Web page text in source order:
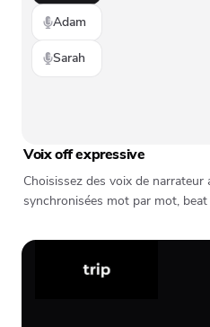
Adam
Sarah
Voix off expressive
Choisissez des voix de
synchronisées mot par mot,